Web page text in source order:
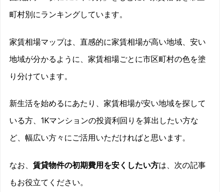
町村別にランキングしています。
家賃相場マップは、直感的に家賃相場が高い地域、安い
地域が分かるように、家賃相場ごとに市区町村の色を塗
り分けています。
新生活を始めるにあたり、家賃相場が安い地域を探して
いる方、1Kマンションの投資利回りを算出したい方な
ど、幅広い方々にご活用いただければと思います。
なお、 賃貸物件の初期費用を安くしたい方は、次の記事
もお役立てください。